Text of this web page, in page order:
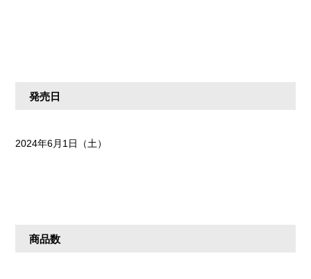
発売日
2024年6月1日（土）
商品数